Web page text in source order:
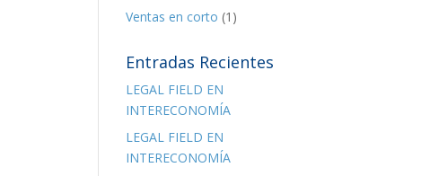
Ventas en corto (1)
Entradas Recientes
LEGAL FIELD EN
INTERECONOMÍA
LEGAL FIELD EN
INTERECONOMÍA